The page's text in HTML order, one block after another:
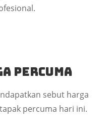
Percuma
sebut harga
percuma hari ini.